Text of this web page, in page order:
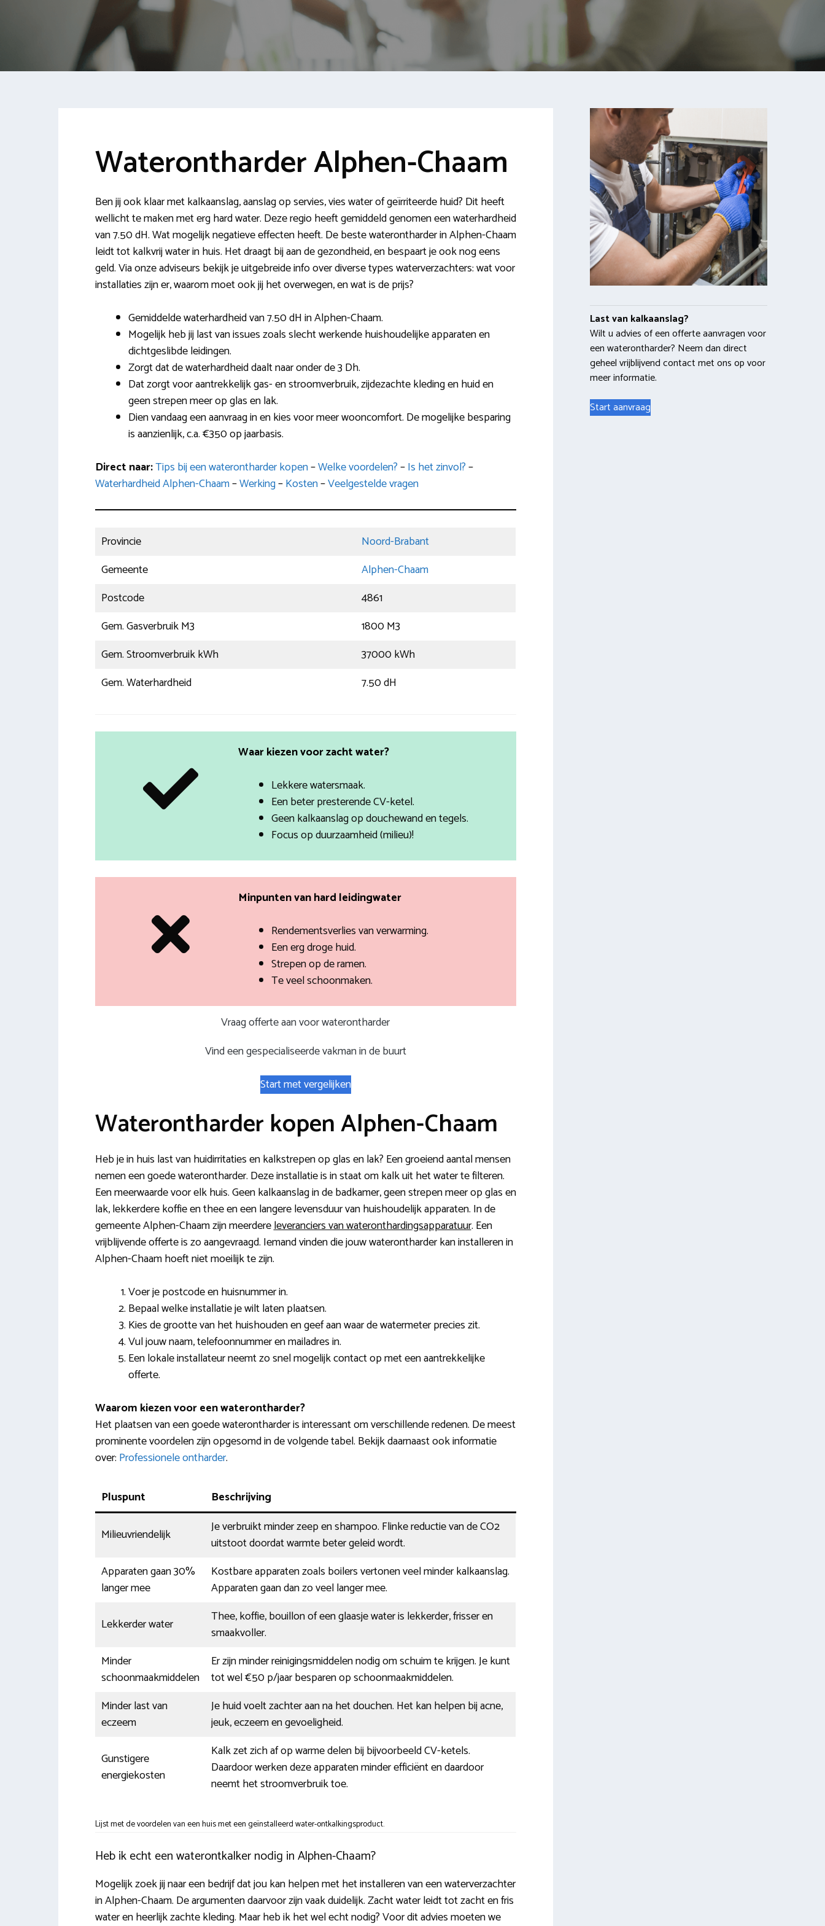
Waterontharder Alphen-Chaam
Ben jij ook klaar met kalkaanslag, aanslag op servies, vies water of geïrriteerde huid? Dit heeft
wellicht te maken met erg hard water. Deze regio heeft gemiddeld genomen een waterhardheid
van 7.50 dH. Wat mogelijk negatieve effecten heeft. De beste waterontharder in Alphen-Chaam
leidt tot kalkvrij water in huis. Het draagt bij aan de gezondheid, en bespaart je ook nog eens
geld. Via onze adviseurs bekijk je uitgebreide info over diverse types waterverzachters: wat voor
installaties zijn er, waarom moet ook jij het overwegen, en wat is de prijs?
Gemiddelde waterhardheid van 7.50 dH in Alphen-Chaam.
Mogelijk heb jij last van issues zoals slecht werkende huishoudelijke apparaten en
dichtgeslibde leidingen.
Zorgt dat de waterhardheid daalt naar onder de 3 Dh.
Dat zorgt voor aantrekkelijk gas- en stroomverbruik, zijdezachte kleding en huid en
geen strepen meer op glas en lak.
Dien vandaag een aanvraag in en kies voor meer wooncomfort. De mogelijke besparing
is aanzienlijk, c.a. €350 op jaarbasis.
Direct naar:Tips bij een waterontharder kopen–Welke voordelen?–Is het zinvol?–
Waterhardheid Alphen-Chaam–Werking–Kosten–Veelgestelde vragen
Provincie
Noord-Brabant
Gemeente
Alphen-Chaam
Postcode
4861
Gem. Gasverbruik M3
1800 M3
Gem. Stroomverbruik kWh
37000 kWh
Gem. Waterhardheid
7.50 dH
Waar kiezen voor zacht water?
Lekkere watersmaak.
Een beter presterende CV-ketel.
Geen kalkaanslag op douchewand en tegels.
Focus op duurzaamheid (milieu)!
Minpunten van hard leidingwater
Rendementsverlies van verwarming.
Een erg droge huid.
Strepen op de ramen.
Te veel schoonmaken.
Vraag offerte aan voor waterontharder
Vind een gespecialiseerde vakman in de buurt
Start met vergelijken
Waterontharder kopen Alphen-Chaam
Heb je in huis last van huidirritaties en kalkstrepen op glas en lak? Een groeiend aantal mensen
nemen een goede waterontharder. Deze installatie is in staat om kalk uit het water te filteren.
Een meerwaarde voor elk huis. Geen kalkaanslag in de badkamer, geen strepen meer op glas en
lak, lekkerdere koffie en thee en een langere levensduur van huishoudelijk apparaten. In de
gemeente Alphen-Chaam zijn meerdereleveranciers van wateronthardingsapparatuur. Een
vrijblijvende offerte is zo aangevraagd. Iemand vinden die jouw waterontharder kan installeren in
Alphen-Chaam hoeft niet moeilijk te zijn.
Voer je postcode en huisnummer in.
Bepaal welke installatie je wilt laten plaatsen.
Kies de grootte van het huishouden en geef aan waar de watermeter precies zit.
Vul jouw naam, telefoonnummer en mailadres in.
Een lokale installateur neemt zo snel mogelijk contact op met een aantrekkelijke
offerte.
Waarom kiezen voor een waterontharder?
Het plaatsen van een goede waterontharder is interessant om verschillende redenen. De meest
prominente voordelen zijn opgesomd in de volgende tabel. Bekijk daarnaast ook informatie
over: Professionele ontharder.
Pluspunt Beschrijving
Milieuvriendelijk
Je verbruikt minder zeep en shampoo. Flinke reductie van de CO2
uitstoot doordat warmte beter geleid wordt.
Apparaten gaan 30%
langer mee
Kostbare apparaten zoals boilers vertonen veel minder kalkaanslag.
Apparaten gaan dan zo veel langer mee.
Lekkerder water
Thee, koffie, bouillon of een glaasje water is lekkerder, frisser en
smaakvoller.
Minder
schoonmaakmiddelen
Er zijn minder reinigingsmiddelen nodig om schuim te krijgen. Je kunt
tot wel €50 p/jaar besparen op schoonmaakmiddelen.
Minder last van
eczeem
Je huid voelt zachter aan na het douchen. Het kan helpen bij acne,
jeuk, eczeem en gevoeligheid.
Gunstigere
energiekosten
Kalk zet zich af op warme delen bij bijvoorbeeld CV-ketels.
Daardoor werken deze apparaten minder efficiënt en daardoor
neemt het stroomverbruik toe.
Lijst met de voordelen van een huis met een geïnstalleerd water-ontkalkingsproduct.
Heb ik echt een waterontkalker nodig in Alphen-Chaam?
Mogelijk zoek jij naar een bedrijf dat jou kan helpen met het installeren van een waterverzachter
in Alphen-Chaam. De argumenten daarvoor zijn vaak duidelijk. Zacht water leidt tot zacht en fris
water en heerlijk zachte kleding. Maar heb ik het wel echt nodig? Voor dit advies moeten we
Last van kalkaanslag?
Wilt u advies of een offerte aanvragen voor
een waterontharder? Neem dan direct
geheel vrijblijvend contact met ons op voor
meer informatie.
Start aanvraag